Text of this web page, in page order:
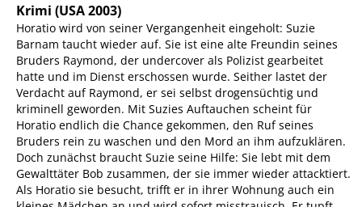
Krimi (USA 2003)
Horatio wird von seiner Vergangenheit eingeholt: Suzie
Barnam taucht wieder auf. Sie ist eine alte Freundin seines
Bruders Raymond, der undercover als Polizist gearbeitet
hatte und im Dienst erschossen wurde. Seither lastet der
Verdacht auf Raymond, er sei selbst drogensüchtig und
kriminell geworden. Mit Suzies Auftauchen scheint für
Horatio endlich die Chance gekommen, den Ruf seines
Bruders rein zu waschen und den Mord an ihm aufzuklären.
Doch zunächst braucht Suzie seine Hilfe: Sie lebt mit dem
Gewalttäter Bob zusammen, der sie immer wieder attacktiert.
Als Horatio sie besucht, trifft er in ihrer Wohnung auch ein